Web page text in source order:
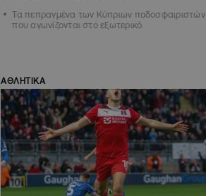
Τα πεπραγμένα των Κύπριων ποδοσφαιριστών
που αγωνίζονται στο εξωτερικό
ΑΘΛΗΤΙΚΑ